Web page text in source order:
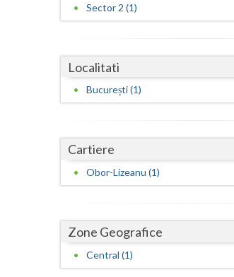
Gorj
Ialomita
Maramures
Sector 2 (1)
Localitati
București (1)
Cartiere
Obor-Lizeanu (1)
Zone Geografice
Central (1)